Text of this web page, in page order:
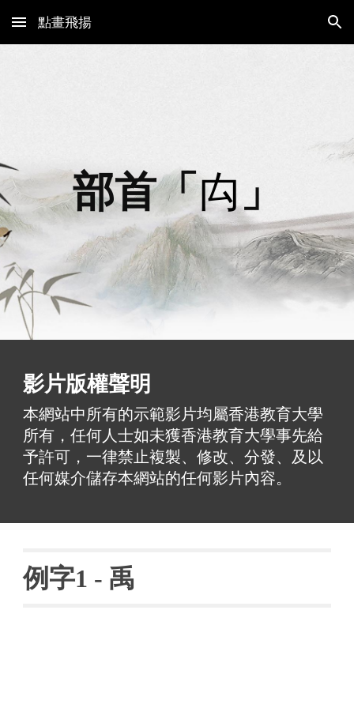
Skip to main content Skip to navigation
點畫飛揚
部首「禸 」
影片版權聲明
本網站中所有的示範影片均屬香港教育大學
所有，任何人士如未獲香港教育大學事先給
予許可，一律禁止複製、修改、分發、及以
任何媒介儲存本網站的任何影片內容。
例字1 - 禹